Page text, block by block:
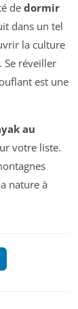
de dormir
dans un tel
la culture
Se réveiller
est une
au
votre liste.
nature à